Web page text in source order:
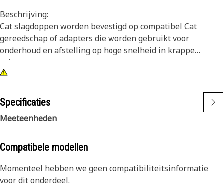
Beschrijving:
Cat slagdoppen worden bevestigd op compatibel Cat
gereedschap of adapters die worden gebruikt voor
onderhoud en afstelling op hoge snelheid in krappe
ruimten.
• 12-kant, 10 mm slagdop
• Ondiep
• 3/8 inch aandrijfvierkant
Specificaties
Meeteenheden
Compatibele modellen
Momenteel hebben we geen compatibiliteitsinformatie
voor dit onderdeel.